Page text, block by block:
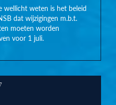
wellicht weten is het beleid
dat wijzigingen m.b.t.
moeten worden
voor 1 juli.